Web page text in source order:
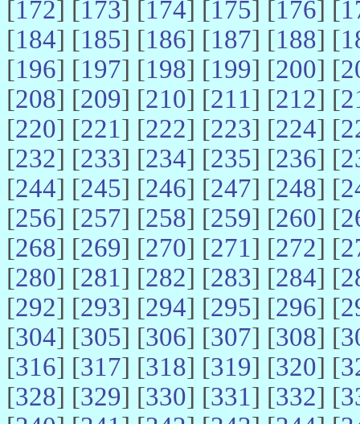
[172] [173] [174] [175] [176] [
[184] [185] [186] [187] [188] [
[196] [197] [198] [199] [200] [
[208] [209] [210] [211] [212] [
[220] [221] [222] [223] [224] [
[232] [233] [234] [235] [236] [
[244] [245] [246] [247] [248] [
[256] [257] [258] [259] [260] [
[268] [269] [270] [271] [272] [
[280] [281] [282] [283] [284] [
[292] [293] [294] [295] [296] [
[304] [305] [306] [307] [308] [
[316] [317] [318] [319] [320] [
[328] [329] [330] [331] [332] [